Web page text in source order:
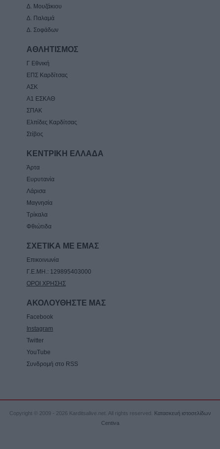
Δ. Μουζάκιου
Δ. Παλαμά
Δ. Σοφάδων
ΑΘΛΗΤΙΣΜΟΣ
Γ Εθνική
ΕΠΣ Καρδίτσας
ΑΣΚ
Α1 ΕΣΚΑΘ
ΣΠΑΚ
Ελπίδες Καρδίτσας
Στίβος
ΚΕΝΤΡΙΚΗ ΕΛΛΑΔΑ
Άρτα
Ευρυτανία
Λάρισα
Μαγνησία
Τρίκαλα
Φθιώτιδα
ΣΧΕΤΙΚΑ ΜΕ ΕΜΑΣ
Επικοινωνία
Γ.Ε.ΜΗ.: 129895403000
ΟΡΟΙ ΧΡΗΣΗΣ
ΑΚΟΛΟΥΘΗΣΤΕ ΜΑΣ
Facebook
Instagram
Twitter
YouTube
Συνδρομή στο RSS
Copyright © 2009 - 2026 Karditsalive.net. All rights reserved.
Κατασκευή ιστοσελίδων
Centiva